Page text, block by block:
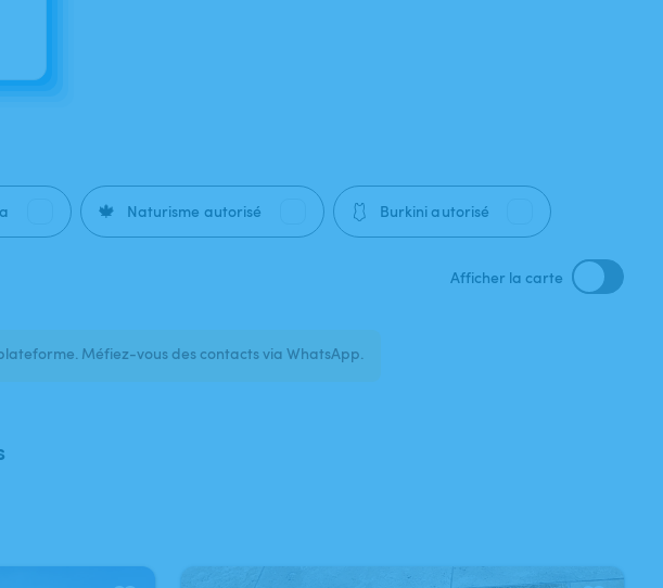
🍁 Naturisme autorisé 🩱 Burkini autorisé
Afficher la carte
Méfiez-vous des contacts via WhatsApp.